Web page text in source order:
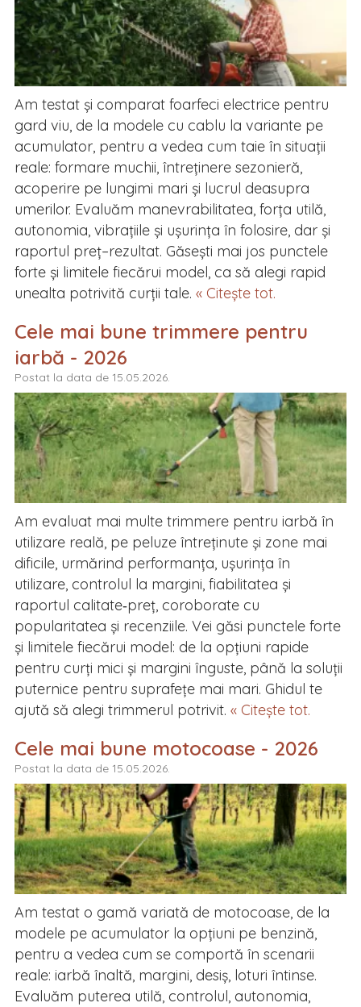
Am testat și comparat foarfeci electrice pentru
gard viu, de la modele cu cablu la variante pe
acumulator, pentru a vedea cum taie în situații
reale: formare muchii, întreținere sezonieră,
acoperire pe lungimi mari și lucrul deasupra
umerilor. Evaluăm manevrabilitatea, forța utilă,
autonomia, vibrațiile și ușurința în folosire, dar și
raportul preț–rezultat. Găsești mai jos punctele
forte și limitele fiecărui model, ca să alegi rapid
unealta potrivită curții tale. « Citește tot.
Cele mai bune trimmere pentru
iarbă - 2026
Postat la data de 15.05.2026.
Am evaluat mai multe trimmere pentru iarbă în
utilizare reală, pe peluze întreținute și zone mai
dificile, urmărind performanța, ușurința în
utilizare, controlul la margini, fiabilitatea și
raportul calitate‑preț, coroborate cu
popularitatea și recenziile. Vei găsi punctele forte
și limitele fiecărui model: de la opțiuni rapide
pentru curți mici și margini înguste, până la soluții
puternice pentru suprafețe mai mari. Ghidul te
ajută să alegi trimmerul potrivit. « Citește tot.
Cele mai bune motocoase - 2026
Postat la data de 15.05.2026.
Am testat o gamă variată de motocoase, de la
modele pe acumulator la opțiuni pe benzină,
pentru a vedea cum se comportă în scenarii
reale: iarbă înaltă, margini, desiș, loturi întinse.
Evaluăm puterea utilă, controlul, autonomia,